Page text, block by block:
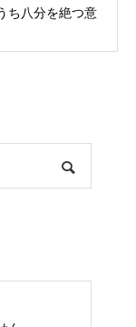
ち八分を絶つ意